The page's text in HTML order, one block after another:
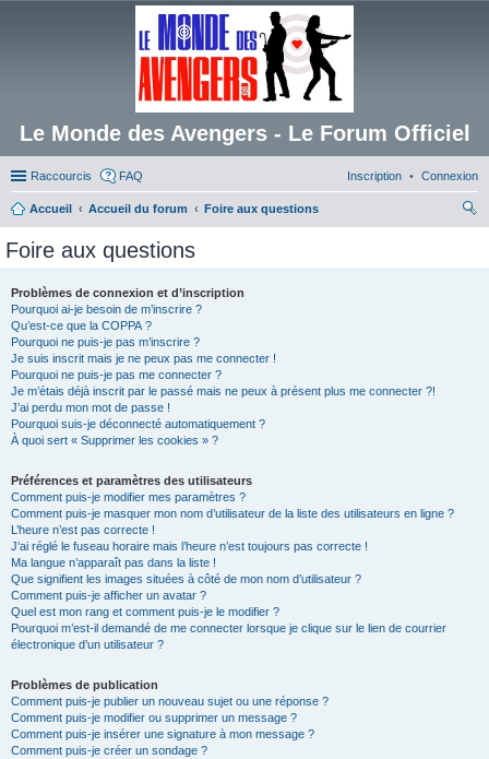
Le Monde des Avengers - Le Forum Officiel
Raccourcis FAQ Connexion
Inscription
Accueil Accueil du forum
Foire aux questions
Foire aux questions
Problèmes de connexion et d’inscription
Pourquoi ai-je besoin de m’inscrire ?
Qu’est-ce que la COPPA ?
Pourquoi ne puis-je pas m’inscrire ?
Je suis inscrit mais je ne peux pas me connecter !
Pourquoi ne puis-je pas me connecter ?
Je m’étais déjà inscrit par le passé mais ne peux à présent plus me connecter ?!
J’ai perdu mon mot de passe !
Pourquoi suis-je déconnecté automatiquement ?
À quoi sert « Supprimer les cookies » ?
Préférences et paramètres des utilisateurs
Comment puis-je modifier mes paramètres ?
Comment puis-je masquer mon nom d’utilisateur de la liste des utilisateurs en ligne ?
L’heure n’est pas correcte !
J’ai réglé le fuseau horaire mais l’heure n’est toujours pas correcte !
Ma langue n’apparaît pas dans la liste !
Que signifient les images situées à côté de mon nom d’utilisateur ?
Comment puis-je afficher un avatar ?
Quel est mon rang et comment puis-je le modifier ?
Pourquoi m’est-il demandé de me connecter lorsque je clique sur le lien de courrier
électronique d’un utilisateur ?
Problèmes de publication
Comment puis-je publier un nouveau sujet ou une réponse ?
Comment puis-je modifier ou supprimer un message ?
Comment puis-je insérer une signature à mon message ?
Comment puis-je créer un sondage ?